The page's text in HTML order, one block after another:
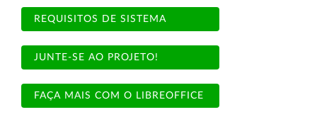
REQUISITOS DE SISTEMA
JUNTE-SE AO PROJETO!
FAÇA MAIS COM O LIBREOFFICE